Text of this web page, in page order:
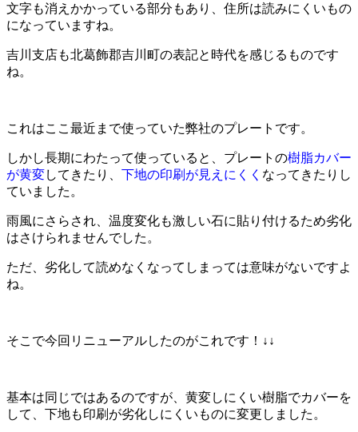
文字も消えかかっている部分もあり、住所は読みにくいもの
になっていますね。
吉川支店も北葛飾郡吉川町の表記と時代を感じるものです
ね。
これはここ最近まで使っていた弊社のプレートです。
しかし長期にわたって使っていると、プレートの樹脂カバー
が黄変してきたり、 下地の印刷が見えにくく なってきたりし
ていました。
雨風にさらされ、温度変化も激しい石に貼り付けるため劣化
はさけられませんでした。
ただ、劣化して読めなくなってしまっては意味がないですよ
ね。
そこで今回リニューアルしたのがこれです！↓↓
基本は同じではあるのですが、黄変しにくい樹脂でカバーを
して、下地も印刷が劣化しにくいものに変更しました。